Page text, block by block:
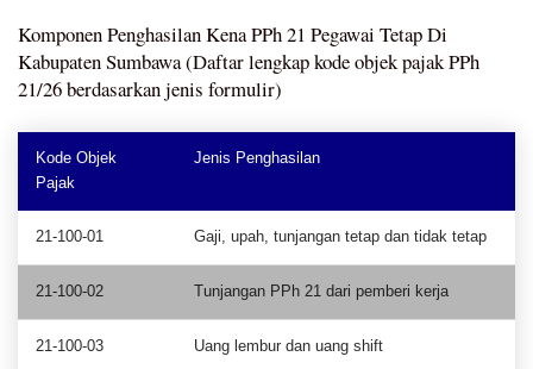
Komponen Penghasilan Kena PPh 21 Pegawai Tetap Di
Kabupaten Sumbawa (Daftar lengkap kode objek pajak PPh
21/26 berdasarkan jenis formulir)
Kode Objek
Pajak
Jenis Penghasilan
21-100-01 Gaji, upah, tunjangan tetap dan tidak tetap
21-100-02 Tunjangan PPh 21 dari pemberi kerja
21-100-03 Uang lembur dan uang shift